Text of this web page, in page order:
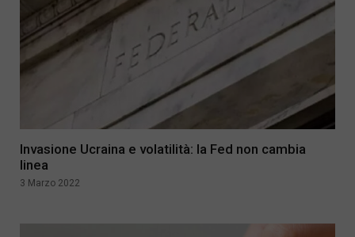
Invasione Ucraina e volatilità: la Fed non cambia
linea
3 Marzo 2022